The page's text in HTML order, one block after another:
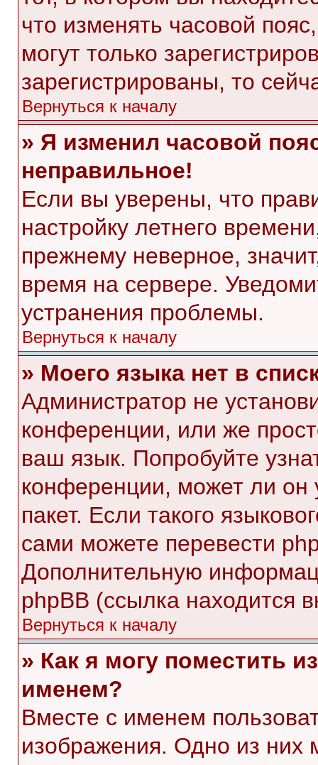
что изменять часовой
могут только
зарегистрированы, то
Вернуться к началу
» Я изменил часовой
неправильное!
Если вы уверены, что
настройку летнего
прежнему неверное,
время на сервере.
устранения проблемы.
Вернуться к началу
» Моего языка нет в
Администратор не
конференции, или же
ваш язык. Попробуйте
конференции, может ли он
пакет. Если такого
сами можете перевести
Дополнительную
phpBB (ссылка находится
Вернуться к началу
» Как я могу поместить
именем?
Вместе с именем
изображения. Одно из них